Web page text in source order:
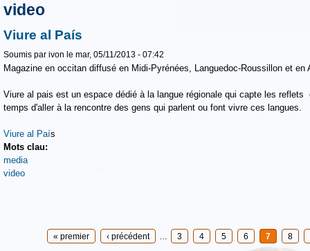
video
Viure al País
Soumis par ivon le mar, 05/11/2013 - 07:42
Magazine en occitan diffusé en Midi-Pyrénées, Languedoc-Roussillon et en
Viure al pais est un espace dédié à la langue régionale qui capte les
temps d'aller à la rencontre des gens qui parlent ou font vivre ces langues.
Viure al País
Mots clau:
media
video
« premier ‹ précédent 3 4 5 6 7 8